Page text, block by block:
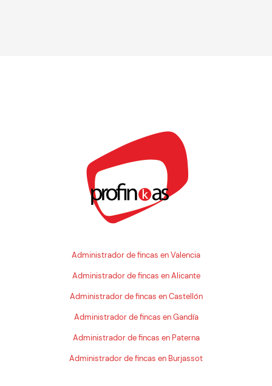
Administrador de fincas en Valencia
Administrador de fincas en Alicante
Administrador de fincas en Castellón
Administrador de fincas en Gandía
Administrador de fincas en Paterna
Administrador de fincas en Burjassot